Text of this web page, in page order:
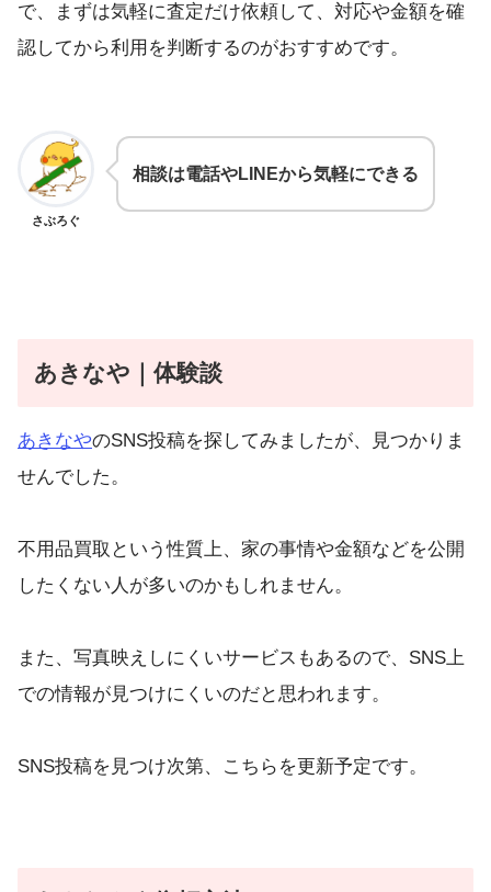
で、まずは気軽に査定だけ依頼して、対応や金額を確
認してから利用を判断するのがおすすめです。
さぶろぐ
相談は電話やLINEから気軽にできる
あきなや｜体験談
あきなやのSNS投稿を探してみましたが、見つかりま
せんでした。
不用品買取という性質上、家の事情や金額などを公開
したくない人が多いのかもしれません。
また、写真映えしにくいサービスもあるので、SNS上
での情報が見つけにくいのだと思われます。
SNS投稿を見つけ次第、こちらを更新予定です。